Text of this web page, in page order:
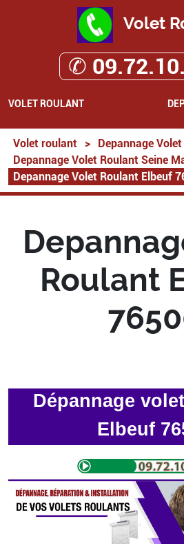
Volet
✆
VOLET ROULANT
Volet roulant > Depannage
Depannage Volet Roulant Seine
Depannage Volet Roulant Elbeuf
Roulant
Dépannage
Elbeuf